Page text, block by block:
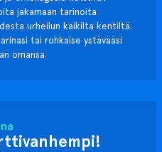
jakamaan tarinoita
urheilun kaikilta kentiltä.
tai rohkaise ystävääsi
omansa.